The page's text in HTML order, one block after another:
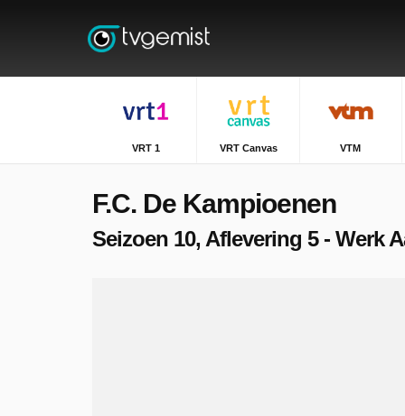
VRT 1 VRT Canvas VTM
F.C. De Kampioenen
Seizoen 10, Aflevering 5 - Werk